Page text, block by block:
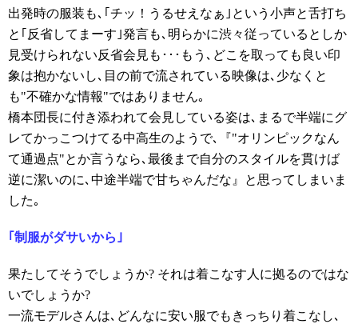
出発時の服装も､｢チッ！うるせえなぁ｣という小声と舌打ち
と｢反省してまーす｣発言も､明らかに渋々従っているとしか
見受けられない反省会見も･･･もう､どこを取っても良い印
象は抱かないし､目の前で流されている映像は､少なくと
も"不確かな情報"ではありません｡
橋本団長に付き添われて会見している姿は､まるで半端にグ
レてかっこつけてる中高生のようで､『"オリンピックなん
て通過点"とか言うなら､最後まで自分のスタイルを貫けば
逆に潔いのに､中途半端で甘ちゃんだな』と思ってしまいま
した｡
｢制服がダサいから｣
果たしてそうでしょうか? それは着こなす人に拠るのではな
いでしょうか?
一流モデルさんは､どんなに安い服でもきっちり着こなし､